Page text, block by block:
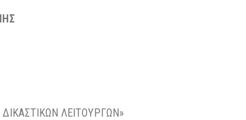
ΛΕΙΤΟΥΡΓΩΝ»